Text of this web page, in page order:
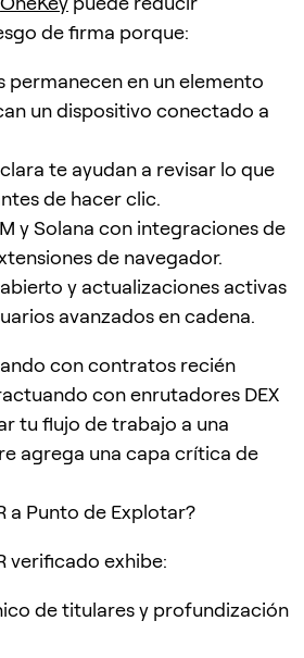
de firma porque:
permanecen en un elemento
un dispositivo conectado a
te ayudan a revisar lo que
de hacer clic.
y Solana con integraciones de
de navegador.
y actualizaciones activas
avanzados en cadena.
con contratos recién
con enrutadores DEX
tu flujo de trabajo a una
agrega una capa crítica de
a Punto de Explotar?
verificado exhibe:
de titulares y profundización